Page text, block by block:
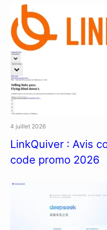
4 juillet 2026
LinkQuiver : Avis
code promo 2026